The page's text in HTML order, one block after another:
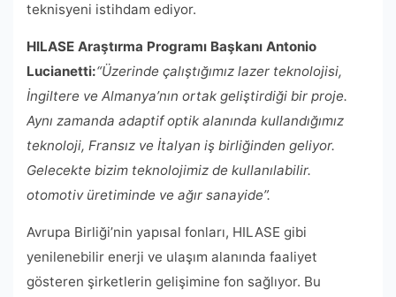
teknisyeni istihdam ediyor.
HILASE Araştırma Programı Başkanı Antonio
Lucianetti:“Üzerinde çalıştığımız lazer teknolojisi,
İngiltere ve Almanya’nın ortak geliştirdiği bir proje.
Aynı zamanda adaptif optik alanında kullandığımız
teknoloji, Fransız ve İtalyan iş birliğinden geliyor.
Gelecekte bizim teknolojimiz de kullanılabilir.
otomotiv üretiminde ve ağır sanayide”.
Avrupa Birliği’nin yapısal fonları, HILASE gibi
yenilenebilir enerji ve ulaşım alanında faaliyet
gösteren şirketlerin gelişimine fon sağlıyor. Bu